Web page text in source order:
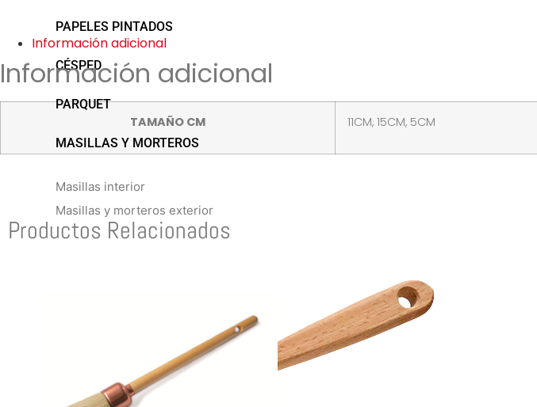
PAPELES PINTADOS
CÉSPED
PARQUET
MASILLAS Y MORTEROS
Masillas interior
Masillas y morteros exterior
Información adicional
Información adicional
TAMAÑO CM 11CM, 15CM, 5CM
Productos Relacionados